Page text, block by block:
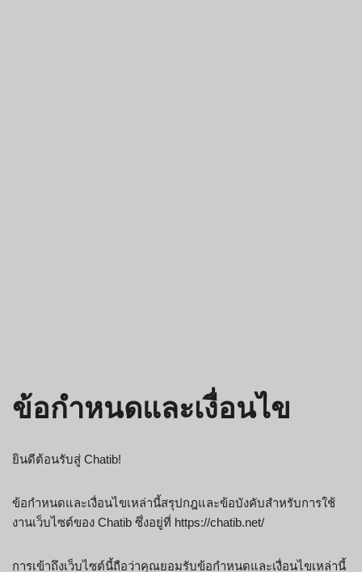
ข้อกำหนดและเงื่อนไข
ยินดีต้อนรับสู่ Chatib!
ข้อกำหนดและเงื่อนไขเหล่านี้สรุปกฎและข้อบังคับสำหรับการใช้
งานเว็บไซต์ของ Chatib ซึ่งอยู่ที่ https://chatib.net/
การเข้าถึงเว็บไซต์นี้ถือว่าคุณยอมรับข้อกำหนดและเงื่อนไขเหล่านี้